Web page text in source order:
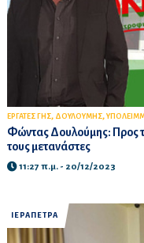
ΕΡΓΑΤΕΣ ΓΗΣ, ΔΟΥΛΟΥΜΗΣ,
Φώντας Δουλούμης: Προς
τους μετανάστες
11:27 π.μ. - 20/12/2023
ΙΕΡΑΠΕΤΡΑ